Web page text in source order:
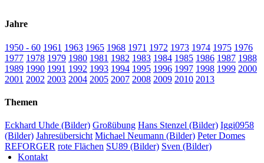
Jahre
1950 - 60 1961 1963 1965 1968 1971 1972 1973 1974 1975 1976
1977 1978 1979 1980 1981 1982 1983 1984 1985 1986 1987 1988
1989 1990 1991 1992 1993 1994 1995 1996 1997 1998 1999 2000
2001 2002 2003 2004 2005 2007 2008 2009 2010 2013
Themen
Eckhard Uhde (Bilder) Großübung Hans Stenzel (Bilder) Iggi0958
(Bilder) Jahresübersicht Michael Neumann (Bilder) Peter Domes
REFORGER rote Flächen SU89 (Bilder) Sven (Bilder)
Kontakt